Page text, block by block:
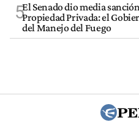
5El Senado dio media
Propiedad Privada: el
del Manejo del Fuego